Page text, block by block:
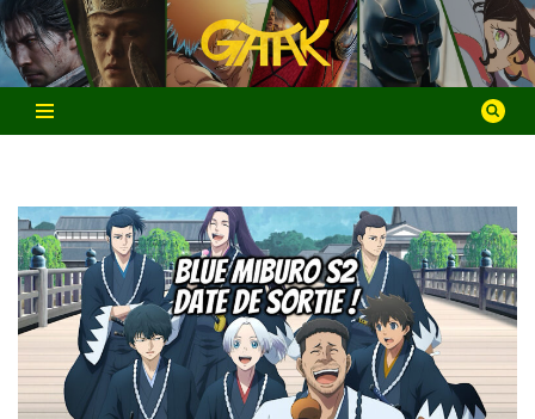
Aller
au
contenu